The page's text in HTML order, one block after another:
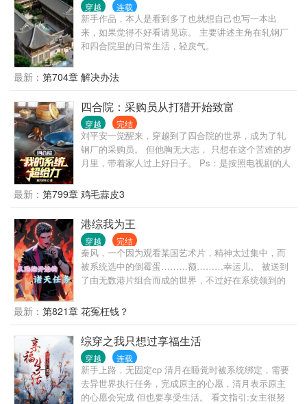
穿越 连载
新手作品，本人是看到多了也就想自己也写一本出
来，如果觉得不好看请见谅。 主要讲述主角在轧钢厂
和四合院里的日常生活，轻戾气。
最新： 第704章 解决办法
四合院：采购员从打猎开始致富
穿越 完结
刘平安一觉醒来，穿越到了四合院的世界，成为了轧
钢厂的采购员。 但他胸无大志， 只想在这个苦难的岁
月里，带着家人过上好日子。 Ps：是按照电视剧的人
作来批判这本书。
最新： 第799章 鸡毛蒜皮3
港综我为王
穿越 完结
秦风，一个因为观看某国艺术片，精神太过集中，而
被系统选中的倒霉蛋………额………幸运儿。 被送到
了由无数港片组合而成的世界，不过好在系统领到的
了完成系统任务，他主动成为马军（杀破狼男主角）
的线人，他靠着脑海里残存的剧情记忆，他征服一个
个挡在前方的敌人，终于站在了港岛之巅。 港岛乱不
乱，疯哥说的算。
最新： 第821章 花冤枉钱？
综穿之我只想过享福生活
穿越 连载
新手上路，无固定cp 清月在睡觉时被系统绑定，需要
去异世界执行任务，完成原主的心愿，清月表示原主
的心愿会完成 但也要享受生活。 看文指引:女主很努